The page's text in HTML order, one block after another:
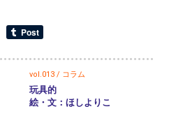
vol.013 / コラム
玩具的
絵・文：ほしよりこ